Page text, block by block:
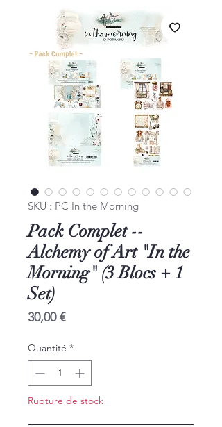
SKU : PC In the Morning
Pack Complet --
Alchemy of Art "In the
Morning" (3 Blocs + 1
Set)
30,00 €Prix
Quantité *
Rupture de stock